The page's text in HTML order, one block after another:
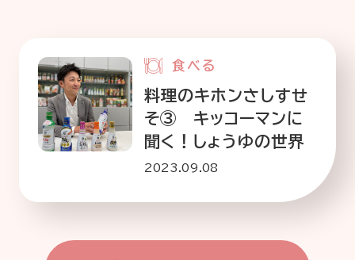
食べる
料理のキホンさしすせ
そ③ キッコーマンに
聞く！しょうゆの世界
2023.09.08